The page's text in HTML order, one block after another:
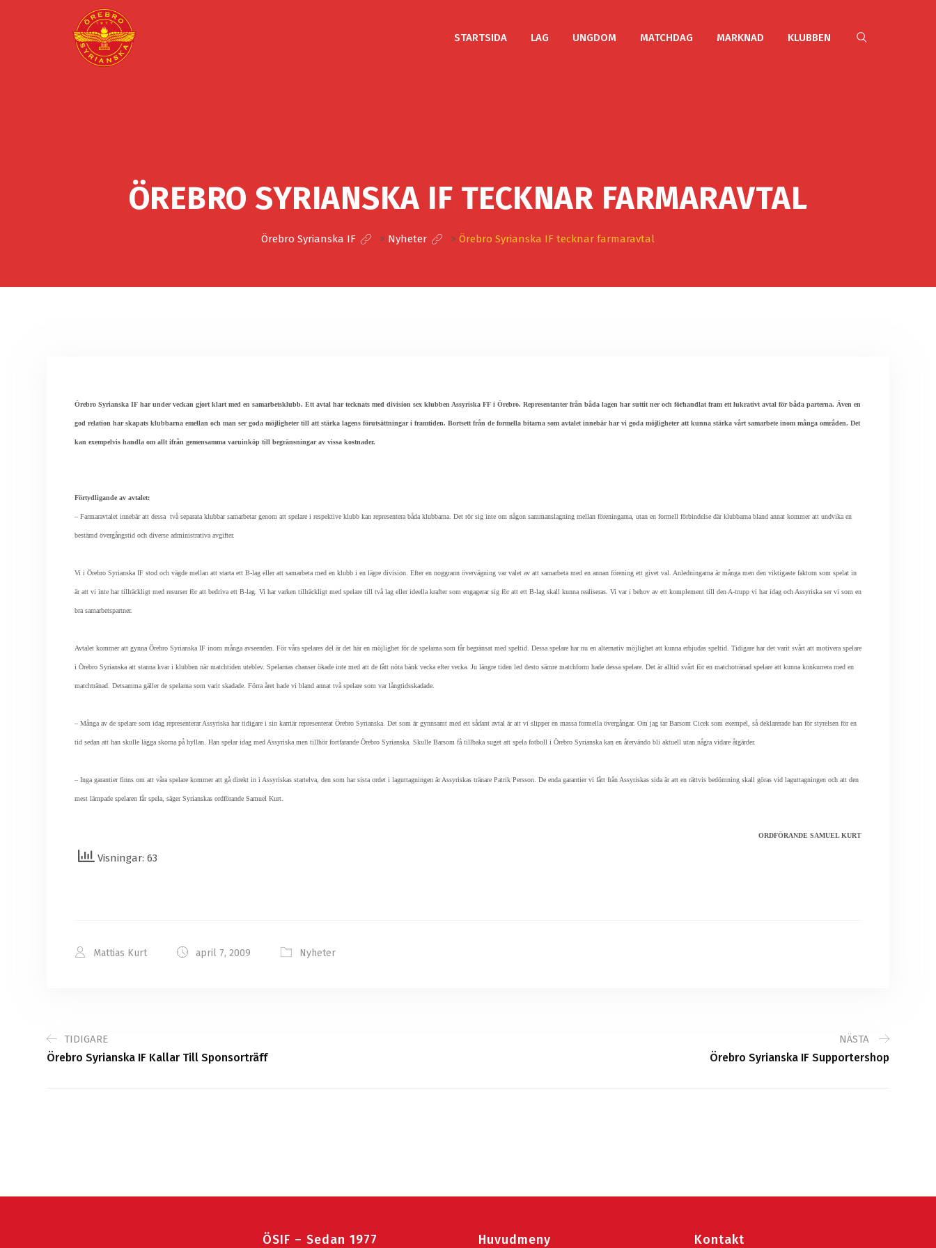
STARTSIDA LAG UNGDOM MATCHDAG MARKNAD KLUBBEN
ÖREBRO SYRIANSKA IF TECKNAR FARMARAVTAL
Örebro Syrianska IF > Nyheter > Örebro Syrianska IF tecknar farmaravtal
Örebro Syrianska IF har under veckan gjort klart med en samarbetsklubb. Ett avtal har tecknats med division sex klubben Assyriska FF i Örebro. Representanter från båda lagen har suttit ner och förhandlat fram ett lukrativt avtal för båda parterna. Även en
god relation har skapats klubbarna emellan och man ser goda möjligheter till att stärka lagens förutsättningar i framtiden. Bortsett från de formella bitarna som avtalet innebär har vi goda möjligheter att kunna stärka vårt samarbete inom många områden. Det
kan exempelvis handla om allt ifrån gemensamma varuinköp till begränsningar av vissa kostnader.
Förtydligande av avtalet:
– Farmaravtalet innebär att dessa två separata klubbar samarbetar genom att spelare i respektive klubb kan representera båda klubbarna. Det rör sig inte om någon sammanslagning mellan föreningarna, utan en formell förbindelse där klubbarna bland annat kommer att undvika en
bestämd övergångstid och diverse administrativa avgifter.
Vi i Örebro Syrianska IF stod och vägde mellan att starta ett B-lag eller att samarbeta med en klubb i en lägre division. Efter en noggrann övervägning var valet av att samarbeta med en annan förening ett givet val. Anledningarna är många men den viktigaste faktorn som spelat in
är att vi inte har tillräckligt med resurser för att bedriva ett B-lag. Vi har varken tillräckligt med spelare till två lag eller ideella krafter som engagerar sig för att ett B-lag skall kunna realiseras. Vi var i behov av ett komplement till den A-trupp vi har idag och Assyriska ser vi som en
bra samarbetspartner.
Avtalet kommer att gynna Örebro Syrianska IF inom många avseenden. För våra spelares del är det här en möjlighet för de spelarna som får begränsat med speltid. Dessa spelare har nu en alternativ möjlighet att kunna erbjudas speltid. Tidigare har det varit svårt att motivera spelare
i Örebro Syrianska att stanna kvar i klubben när matchtiden uteblev. Spelarnas chanser ökade inte med att de fått nöta bänk vecka efter vecka. Ju längre tiden led desto sämre matchform hade dessa spelare. Det är alltid svårt för en matchotränad spelare att kunna konkurrera med en
matchtränad. Detsamma gäller de spelarna som varit skadade. Förra året hade vi bland annat två spelare som var långtidsskadade.
– Många av de spelare som idag representerar Assyriska har tidigare i sin karriär representerat Örebro Syrianska. Det som är gynnsamt med ett sådant avtal är att vi slipper en massa formella övergångar. Om jag tar Barsom Cicek som exempel, så deklarerade han för styrelsen för en
tid sedan att han skulle lägga skorna på hyllan. Han spelar idag med Assyriska men tillhör fortfarande Örebro Syrianska. Skulle Barsom få tillbaka suget att spela fotboll i Örebro Syrianska kan en återvändo bli aktuell utan några vidare åtgärder.
– Inga garantier finns om att våra spelare kommer att gå direkt in i Assyriskas startelva, den som har sista ordet i laguttagningen är Assyriskas tränare Patrik Persson. De enda garantier vi fått från Assyriskas sida är att en rättvis bedömning skall göras vid laguttagningen och att den
mest lämpade spelaren får spela, säger Syrianskas ordförande Samuel Kurt.
ORDFÖRANDE SAMUEL KURT
Visningar: 63
Mattias Kurt april 7, 2009 Nyheter
TIDIGARE
Örebro Syrianska IF Kallar Till Sponsorträff
NÄSTA
Örebro Syrianska IF Supportershop
ÖSIF – Sedan 1977 Huvudmeny Kontakt